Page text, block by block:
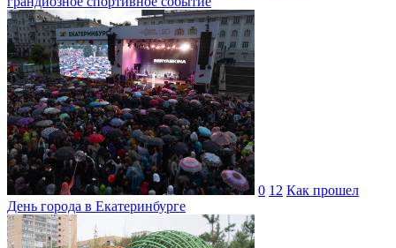
0 12 Как прошел
День города в Екатеринбурге